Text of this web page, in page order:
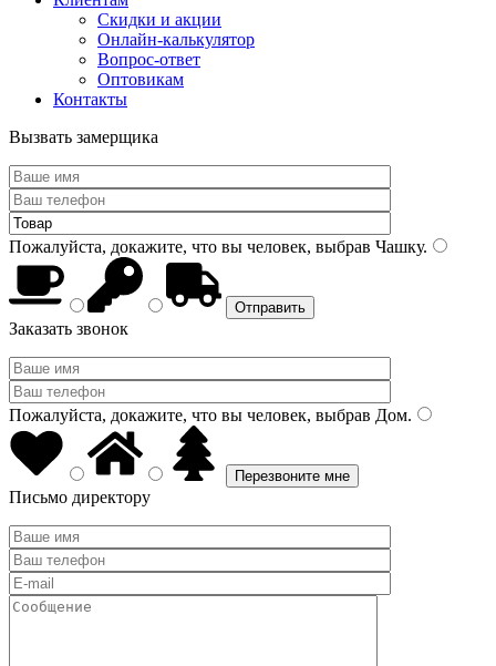
Скидки и акции
Онлайн-калькулятор
Вопрос-ответ
Оптовикам
Контакты
Вызвать замерщика
Пожалуйста, докажите, что вы человек, выбрав Чашку.
Заказать звонок
Пожалуйста, докажите, что вы человек, выбрав Дом.
Письмо директору